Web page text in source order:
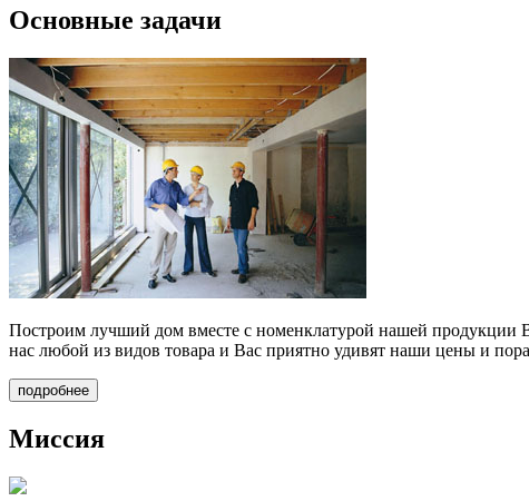
Основные задачи
Построим лучший дом вместе с номенклатурой нашей продукции
нас любой из видов товара и Вас приятно удивят наши цены и
подробнее
Миссия